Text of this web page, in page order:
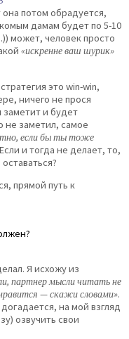
потом обрадуется,
дамам будет по 5-10
может, человек просто
«искренне ваш шурик»
это win-win,
ничего не прося
заметит и будет
не заметил, самое
если бы ты тоже
и тогда не делает, то,
прямой путь к
Я исхожу из
партнер мысли читать не
— скажи словами».
на мой взгляд
озвучить свои